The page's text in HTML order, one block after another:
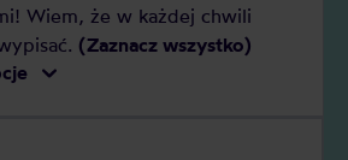
Wiem, że w każdej chwili
(Zaznacz wszystko)